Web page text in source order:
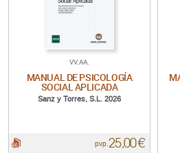
VV.AA.
MANUAL DE PSICOLOGÍA
SOCIAL APLICADA
Sanz y Torres, S.L. 2026
pvp. 25,00 €